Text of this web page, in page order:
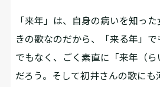
「来年」は、自身の病いを知っ
きの歌なのだから、「来る年」で
でもなく、ごく素直に「来年（
だろう。そして初井さんの歌にも